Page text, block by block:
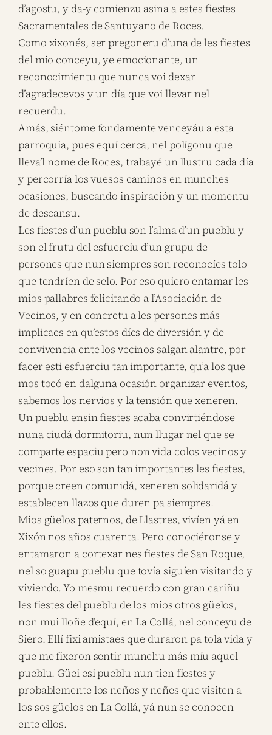
d’agostu, y da-y comienzu asina a estes fiestes
Sacramentales de Santuyano de Roces.
Como xixonés, ser pregoneru d’una de les fiestes
del mio conceyu, ye emocionante, un
reconocimientu que nunca voi dexar
d’agradecevos y un día que voi llevar nel
recuerdu.
Amás, siéntome fondamente venceyáu a esta
parroquia, pues equí cerca, nel polígonu que
lleva’l nome de Roces, trabayé un llustru cada día
y percorría los vuesos caminos en munches
ocasiones, buscando inspiración y un momentu
de descansu.
Les fiestes d’un pueblu son l’alma d’un pueblu y
son el frutu del esfuerciu d’un grupu de
persones que nun siempres son reconocíes tolo
que tendríen de selo. Por eso quiero entamar les
mios pallabres felicitando a l’Asociación de
Vecinos, y en concretu a les persones más
implicaes en qu’estos díes de diversión y de
convivencia ente los vecinos salgan alantre, por
facer esti esfuerciu tan importante, qu’a los que
mos tocó en dalguna ocasión organizar eventos,
sabemos los nervios y la tensión que xeneren.
Un pueblu ensin fiestes acaba convirtiéndose
nuna ciudá dormitoriu, nun llugar nel que se
comparte espaciu pero non vida colos vecinos y
vecines. Por eso son tan importantes les fiestes,
porque creen comunidá, xeneren solidaridá y
establecen llazos que duren pa siempres.
Mios güelos paternos, de Llastres, vivíen yá en
Xixón nos años cuarenta. Pero conociéronse y
entamaron a cortexar nes fiestes de San Roque,
nel so guapu pueblu que tovía siguíen visitando y
viviendo. Yo mesmu recuerdo con gran cariñu
les fiestes del pueblu de los mios otros güelos,
non mui lloñe d’equí, en La Collá, nel conceyu de
Siero. Ellí fixi amistaes que duraron pa tola vida y
que me fixeron sentir munchu más míu aquel
pueblu. Güei esi pueblu nun tien fiestes y
probablemente los neños y neñes que visiten a
los sos güelos en La Collá, yá nun se conocen
ente ellos.